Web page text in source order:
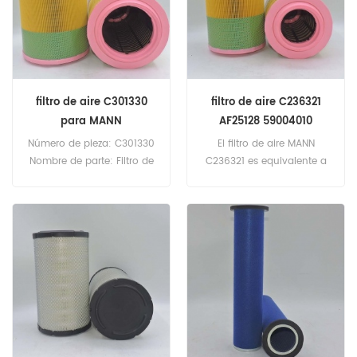
filtro de aire C301330
para MANN
Número de pieza: C301330
Nombre de parte: Filtro de
filtro de aire C236321
AF25128 59004010
10278553
El filtro de aire MANN
C236321 es equivalente a
59004010, Liebherr
Reemplazar marca: MANN